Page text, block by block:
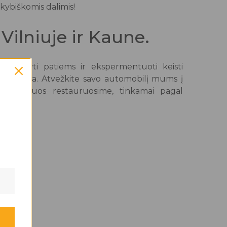
dalimis!
ir Kaune.
bandyti patiems ir ekspermentuoti keisti
kaina. Atvežkite savo automobilį mums į
juos restauruosime, tinkamai pagal